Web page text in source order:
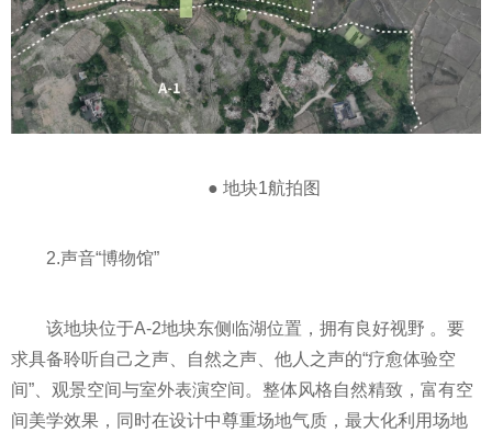
● 地块1航拍图
2.声音“博物馆”
该地块位于A-2地块东侧临湖位置，拥有良好视野 。要
求具备聆听自己之声、自然之声、他人之声的“疗愈体验空
间”、观景空间与室外表演空间。整体风格自然精致，富有空
间美学效果，同时在设计中尊重场地气质，最大化利用场地